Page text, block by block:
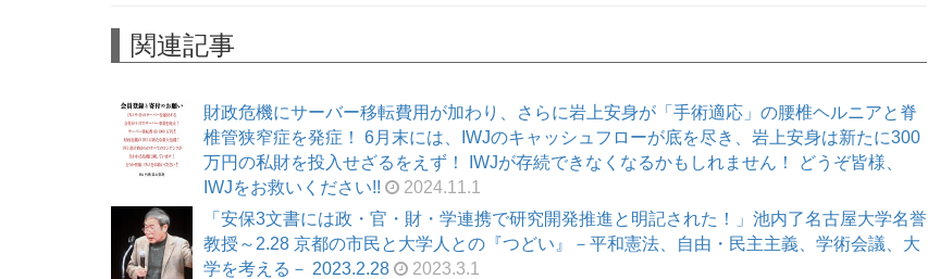
関連記事
財政危機にサーバー移転費用が加わり、さらに岩上安身が「手術適応」の腰椎ヘルニアと脊
椎管狭窄症を発症！ 6月末には、IWJのキャッシュフローが底を尽き、岩上安身は新たに300
万円の私財を投入せざるをえず！ IWJが存続できなくなるかもしれません！ どうぞ皆様、
IWJをお救いください!!
2024.11.1
「安保3文書には政・官・財・学連携で研究開発推進と明記された！」池内了名古屋大学名誉
教授～2.28 京都の市民と大学人との『つどい』－平和憲法、自由・民主主義、学術会議、大
学を考える－ 2023.2.28
2023.3.1